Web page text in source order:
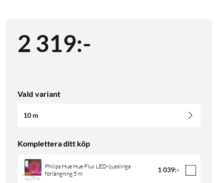
2 319:-
Vald variant
10 m
Komplettera ditt köp
Philips Hue Hue Flux LED-ljusslinga
förlängning 5 m
1 039:-